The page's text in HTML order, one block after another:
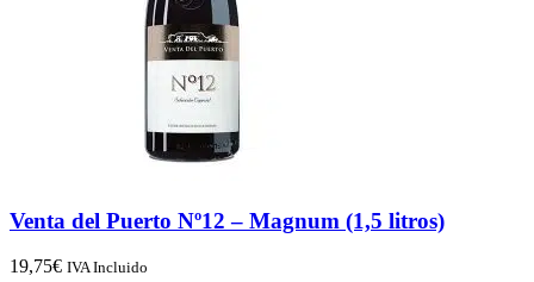
Venta del Puerto Nº12 – Magnum (1,5 litros)
19,75€ IVA Incluido